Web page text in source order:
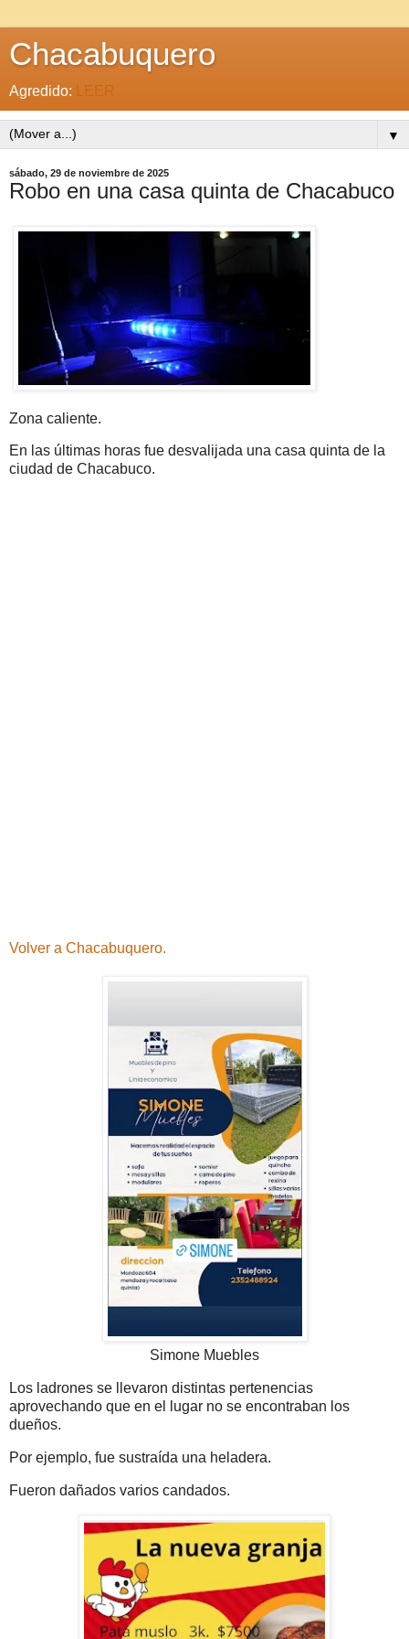
Chacabuquero
Agredido: LEER
▼
sábado, 29 de noviembre de 2025
Robo en una casa quinta de Chacabuco
Zona caliente.
En las últimas horas fue desvalijada una casa quinta de la
ciudad de Chacabuco.
Volver a Chacabuquero.
Simone Muebles
Los ladrones se llevaron distintas pertenencias
aprovechando que en el lugar no se encontraban los
dueños.
Por ejemplo, fue sustraída una heladera.
Fueron dañados varios candados.